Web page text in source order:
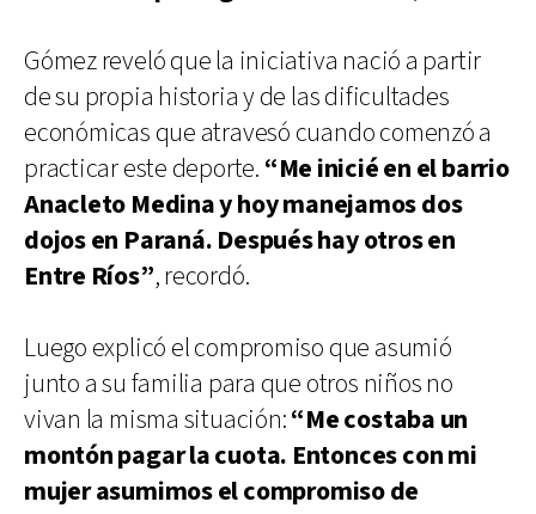
Gómez reveló que la iniciativa nació a partir
de su propia historia y de las dificultades
económicas que atravesó cuando comenzó a
practicar este deporte. “Me inicié en el barrio
Anacleto Medina y hoy manejamos dos
dojos en Paraná. Después hay otros en
Entre Ríos”, recordó.
Luego explicó el compromiso que asumió
junto a su familia para que otros niños no
vivan la misma situación:“Me costaba un
montón pagar la cuota. Entonces con mi
mujer asumimos el compromiso de